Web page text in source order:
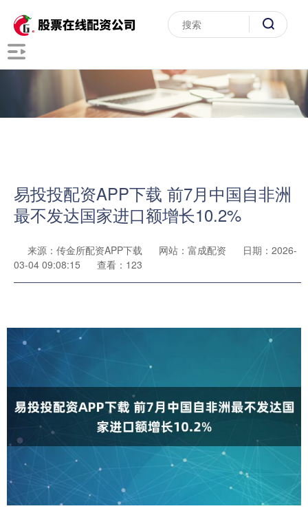
易投投配资APP下载 前7月中国自非洲
最不发达国家进口额增长10.2%
来源：传金所配资APP下载 网站：富成配资
日期：2026-
03-04 09:08:15
查看：123